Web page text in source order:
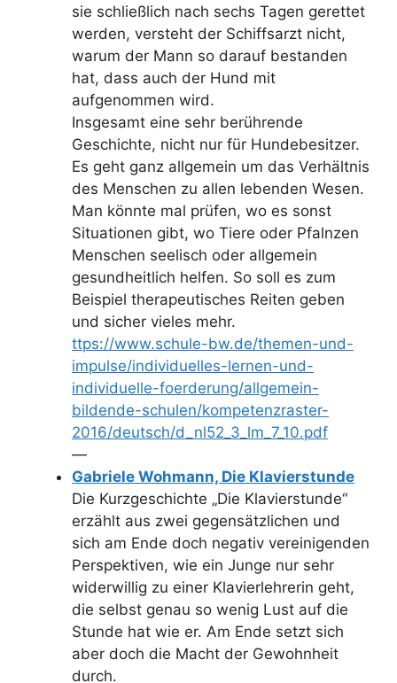
sie schließlich nach sechs Tagen gerettet
werden, versteht der Schiffsarzt nicht,
warum der Mann so darauf bestanden
hat, dass auch der Hund mit
aufgenommen wird.
Insgesamt eine sehr berührende
Geschichte, nicht nur für Hundebesitzer.
Es geht ganz allgemein um das Verhältnis
des Menschen zu allen lebenden Wesen.
Man könnte mal prüfen, wo es sonst
Situationen gibt, wo Tiere oder Pfalnzen
Menschen seelisch oder allgemein
gesundheitlich helfen. So soll es zum
Beispiel therapeutisches Reiten geben
und sicher vieles mehr.
ttps://www.schule-bw.de/themen-und-
impulse/individuelles-lernen-und-
individuelle-foerderung/allgemein-
bildende-schulen/kompetenzraster-
2016/deutsch/d_nl52_3_lm_7_10.pdf
—
Gabriele Wohmann, Die Klavierstunde
Die Kurzgeschichte „Die Klavierstunde“
erzählt aus zwei gegensätzlichen und
sich am Ende doch negativ vereinigenden
Perspektiven, wie ein Junge nur sehr
widerwillig zu einer Klavierlehrerin geht,
die selbst genau so wenig Lust auf die
Stunde hat wie er. Am Ende setzt sich
aber doch die Macht der Gewohnheit
durch.